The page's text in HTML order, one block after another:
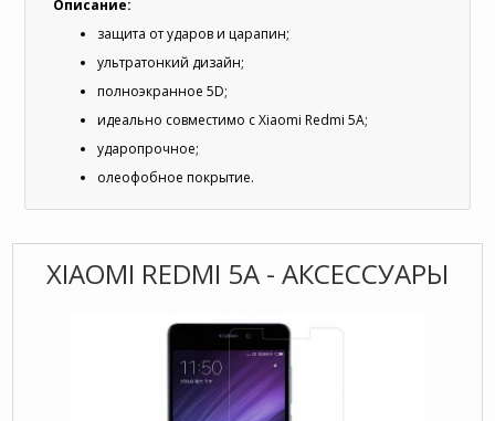
Описание:
защита от ударов и царапин;
ультратонкий дизайн;
полноэкранное 5D;
идеально совместимо с Xiaomi Redmi 5A;
ударопрочное;
олеофобное покрытие.
XIAOMI REDMI 5A - АКСЕССУАРЫ